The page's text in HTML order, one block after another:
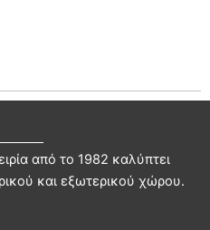
από το 1982 καλύπτει
και εξωτερικού χώρου.